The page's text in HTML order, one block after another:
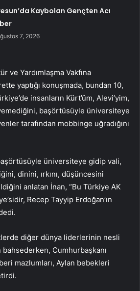
Kaybolan Gençten Acı
7, 2026
ve Yardımlaşma Vakfına
yaptığı konuşmada, bundan 10,
insanların Kürt’üm, Alevi’yim,
başörtüsüyle üniversiteye
tarafından mobbinge uğradığını
üniversiteye gidip vali,
dinini, ırkını, düşüncesini
anlatan İnan, “Bu Türkiye AK
Recep Tayyip Erdoğan’ın
diğer dünya liderlerinin nesli
Cumhurbaşkanı
beri mazlumları, Aylan bebekleri